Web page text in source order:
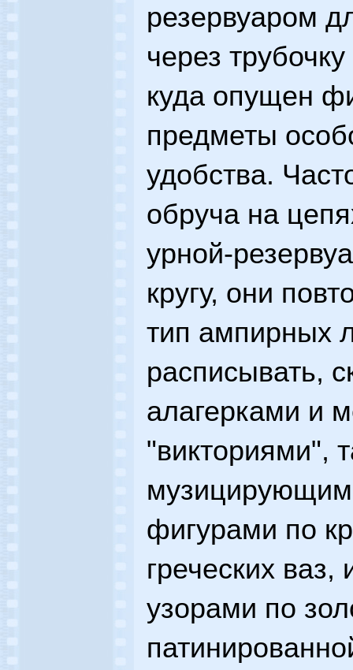
резервуаром
через
куда опущен
предметы
удобства.
обруча на
урной-
кругу, они
тип ампирных
расписывать,
алагерками и
"викториями",
фигурами по
греческих
узорами по